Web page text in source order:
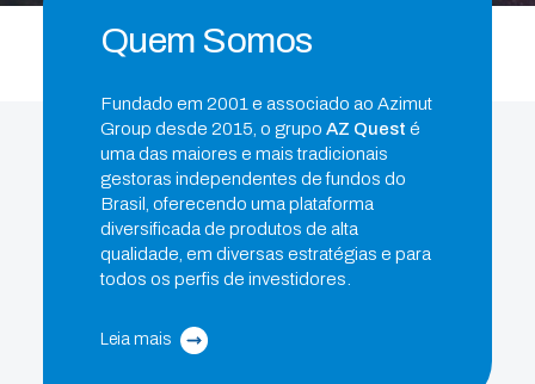
Quem Somos
Fundado em 2001 e associado ao Azimut
Group desde 2015, o grupo AZ Quest é
uma das maiores e mais tradicionais
gestoras independentes de fundos do
Brasil, oferecendo uma plataforma
diversificada de produtos de alta
qualidade, em diversas estratégias e para
todos os perfis de investidores.
Leia mais